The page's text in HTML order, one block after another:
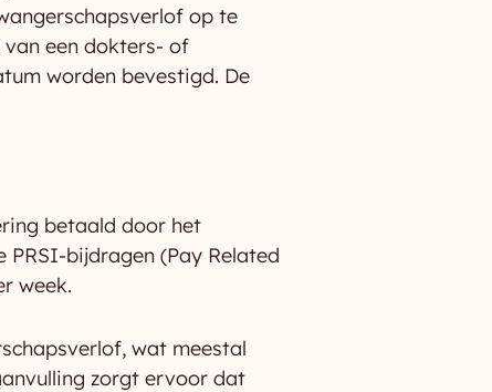
op te
een dokters- of
worden bevestigd. De
betaald door het
bijdragen (Pay Related
week.
wat meestal
zorgt ervoor dat